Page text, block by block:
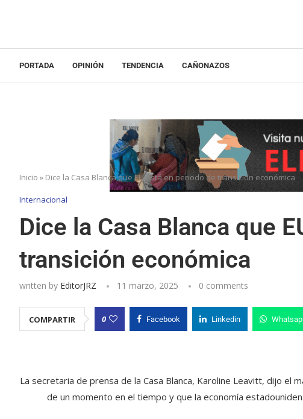
PORTADA OPINIÓN TENDENCIA CAÑONAZOS
Inicio » Dice la Casa Blanca que EU está en periodo de transición económica
Internacional
Dice la Casa Blanca que
transición económica
written by EditorJRZ 11 marzo, 2025 0 comments
COMPARTIR 0 Facebook Linkedin
La secretaria de prensa de la Casa Blanca, Karoline Leavitt, dijo el
de un momento en el tiempo y que la economía